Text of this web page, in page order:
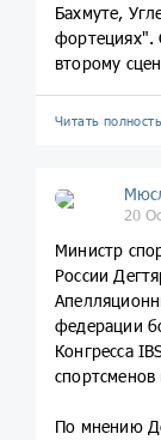
Бахмуте,
фортециях".
второму
Читать
20
Министр
России
федерации
Конгресса
По мнению